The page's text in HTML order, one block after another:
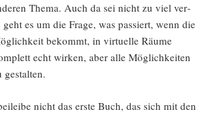
The­ma. Auch da sei nicht zu viel ver­
es um die Fra­ge, was pas­siert, wenn die
bekommt, in vir­tu­el­le Räu­me
echt wir­ken, aber alle Mög­lich­kei­ten
gestalten.
nicht das ers­te Buch, das sich mit den